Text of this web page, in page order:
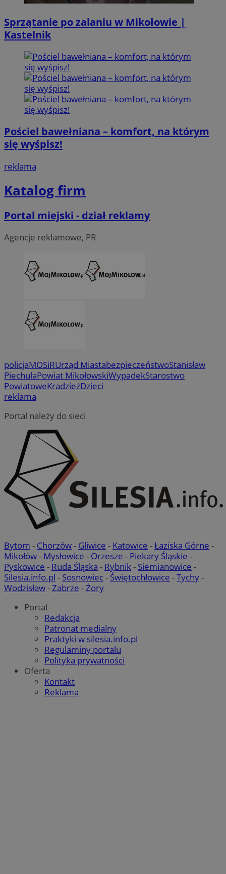
Sprzątanie po zalaniu w Mikołowie |
Kastelnik
Pościel bawełniana – komfort, na którym
się wyśpisz!
reklama
Katalog firm
Portal miejski - dział reklamy
Agencje reklamowe, PR
policjaMOSiRUrząd MiastabezpieczeństwoStanisław
PiechulaPowiat MikołowskiWypadekStarostwo
PowiatoweKradzieżDzieci
reklama
Portal należy do sieci
Bytom - Chorzów- Gliwice - Katowice -Łaziska Górne -
Mikołów- Mysłowice - Orzesze - Piekary Śląskie -
Pyskowice - Ruda Śląska - Rybnik- Siemianowice -
Silesia.info.pl - Sosnowiec- Świętochłowice -Tychy-
Wodzisław-Zabrze -Żory
Portal
Redakcja
Patronat medialny
Praktyki w silesia.info.pl
Regulaminy portalu
Polityka prywatności
Oferta
Kontakt
Reklama